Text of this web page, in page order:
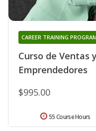
Curso de Ventas
Emprendedores
CAREER TRAINING
$995.00
55 Course Hours